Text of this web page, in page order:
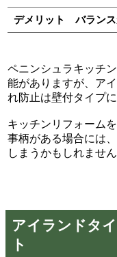
デメリット バランス
ペニンシュラキッチ
能がありますが、ア
れ防止は壁付タイプに
キッチンリフォーム
事柄がある場合には
しまうかもしれません
アイランドタ
ト